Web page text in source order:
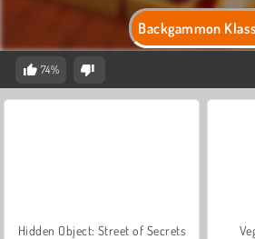
Backgammon
74%
Hidden Object: Street of Secrets